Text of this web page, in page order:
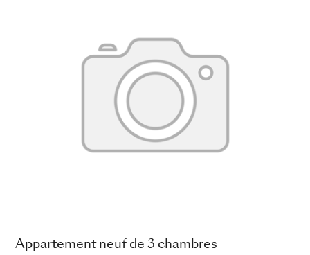
Appartement neuf de 3 chambres